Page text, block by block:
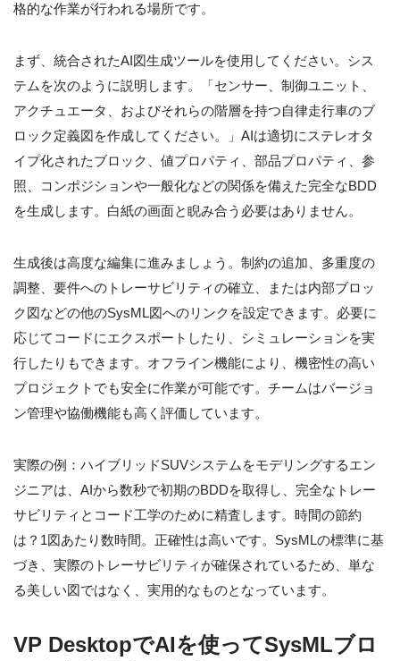
格的な作業が行われる場所です。
まず、統合されたAI図生成ツールを使用してください。シス
テムを次のように説明します。「センサー、制御ユニット、
アクチュエータ、およびそれらの階層を持つ自律走行車のブ
ロック定義図を作成してください。」AIは適切にステレオタ
イプ化されたブロック、値プロパティ、部品プロパティ、参
照、コンポジションや一般化などの関係を備えた完全なBDD
を生成します。白紙の画面と睨み合う必要はありません。
生成後は高度な編集に進みましょう。制約の追加、多重度の
調整、要件へのトレーサビリティの確立、または内部ブロッ
ク図などの他のSysML図へのリンクを設定できます。必要に
応じてコードにエクスポートしたり、シミュレーションを実
行したりもできます。オフライン機能により、機密性の高い
プロジェクトでも安全に作業が可能です。チームはバージョ
ン管理や協働機能も高く評価しています。
実際の例：ハイブリッドSUVシステムをモデリングするエン
ジニアは、AIから数秒で初期のBDDを取得し、完全なトレー
サビリティとコード工学のために精査します。時間の節約
は？1図あたり数時間。正確性は高いです。SysMLの標準に基
づき、実際のトレーサビリティが確保されているため、単な
る美しい図ではなく、実用的なものとなっています。
VP DesktopでAIを使ってSysMLブロ